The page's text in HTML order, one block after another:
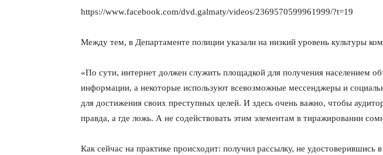
https://www.facebook.com/dvd.galmaty/videos/2369570599961999/?t=19
Между тем, в Департаменте полиции указали на низкий уровень культуры
«По сути, интернет должен служить площадкой для получения населением
информации, а некоторые используют всевозможные мессенджеры и
для достижения своих преступных целей. И здесь очень важно, чтобы
правда, а где ложь. А не содействовать этим элементам в тиражировании
Как сейчас на практике происходит: получил рассылку, не удостоверившись